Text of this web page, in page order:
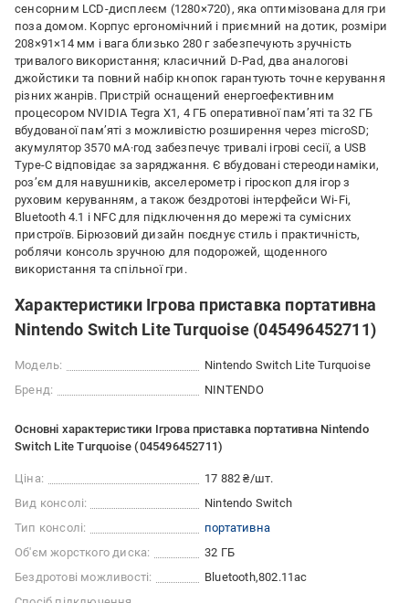
сенсорним LCD-дисплеєм (1280×720), яка оптимізована для гри
поза домом. Корпус ергономічний і приємний на дотик, розміри
208×91×14 мм і вага близько 280 г забезпечують зручність
тривалого використання; класичний D‑Pad, два аналогові
джойстики та повний набір кнопок гарантують точне керування
різних жанрів. Пристрій оснащений енергоефективним
процесором NVIDIA Tegra X1, 4 ГБ оперативної пам’яті та 32 ГБ
вбудованої пам’яті з можливістю розширення через microSD;
акумулятор 3570 мА·год забезпечує тривалі ігрові сесії, а USB
Type‑C відповідає за заряджання. Є вбудовані стереодинаміки,
роз’єм для навушників, акселерометр і гіроскоп для ігор з
руховим керуванням, а також бездротові інтерфейси Wi‑Fi,
Bluetooth 4.1 і NFC для підключення до мережі та сумісних
пристроїв. Бірюзовий дизайн поєднує стиль і практичність,
роблячи консоль зручною для подорожей, щоденного
використання та спільної гри.
Характеристики Ігрова приставка портативна
Nintendo Switch Lite Turquoise (045496452711)
Модель:
Nintendo Switch Lite Turquoise
Бренд:
NINTENDO
Основні характеристики Ігрова приставка портативна Nintendo
Switch Lite Turquoise (045496452711)
Ціна:
17 882 ₴/шт.
Вид консолі:
Nintendo Switch
Тип консолі:
портативна
Об'єм жорсткого диска:
32 ГБ
Бездротові можливості:
Bluetooth 802.11ac